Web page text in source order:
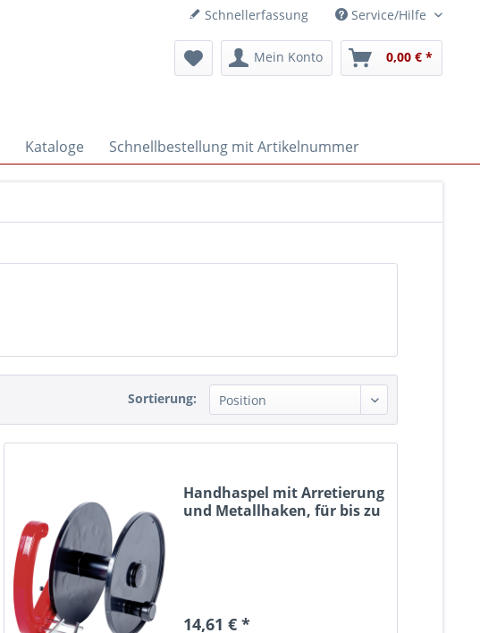
Schnellerfassung Service/Hilfe
Mein Konto 0,00 € *
Kataloge Schnellbestellung mit Artikelnummer
Sortierung:
Handhaspel mit Arretierung
und Metallhaken, für bis zu
14,61 € *